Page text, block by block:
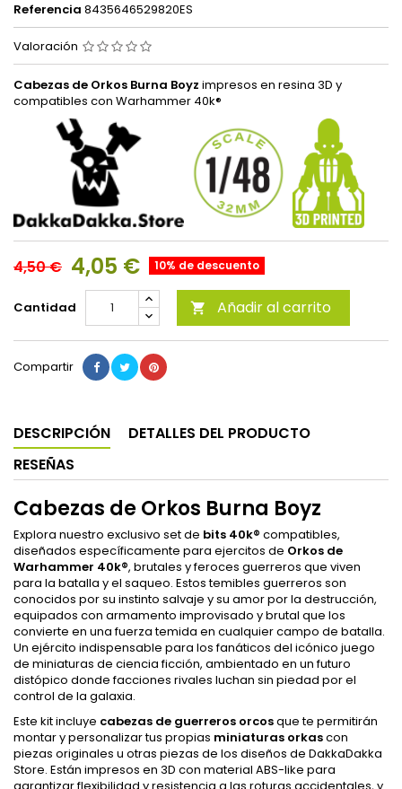
Referencia 8435646529820ES
Valoración
Cabezas de Orkos Burna Boyz impresos en resina 3D y
compatibles con Warhammer 40k®
4,50 € 4,05 € 10% de descuento
Cantidad  Añadir al carrito
Compartir
DESCRIPCIÓN
DETALLES DEL PRODUCTO
RESEÑAS
Cabezas de Orkos Burna Boyz
Explora nuestro exclusivo set de bits 40k® compatibles,
diseñados específicamente para ejercitos de Orkos de
Warhammer 40k®, brutales y feroces guerreros que viven
para la batalla y el saqueo. Estos temibles guerreros son
conocidos por su instinto salvaje y su amor por la destrucción,
equipados con armamento improvisado y brutal que los
convierte en una fuerza temida en cualquier campo de batalla.
Un ejército indispensable para los fanáticos del icónico juego
de miniaturas de ciencia ficción, ambientado en un futuro
distópico donde facciones rivales luchan sin piedad por el
control de la galaxia.
Este kit incluye cabezas de guerreros orcosque te permitirán
montar y personalizar tus propias miniaturas orkascon
piezas originales u otras piezas de los diseños de DakkaDakka
Store. Están impresos en 3D con material ABS-like para
garantizar flexibilidad y resistencia a las roturas accidentales, y